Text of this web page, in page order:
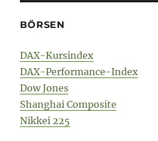
BÖRSEN
DAX-Kursindex
DAX-Performance-Index
Dow Jones
Shanghai Composite
Nikkei 225